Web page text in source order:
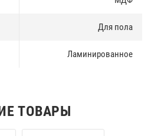
Для пола
Ламинированное
ТОВАРЫ